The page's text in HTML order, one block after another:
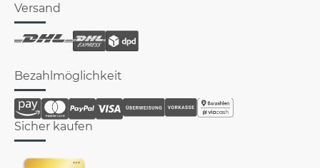
Versand
Bezahlmöglichkeit
Sicher kaufen